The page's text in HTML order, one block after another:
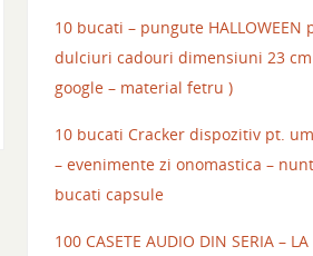
10 bucati – pungute HALLOWEEN
dulciuri cadouri dimensiuni 23
google – material fetru )
10 bucati Cracker dispozitiv pt.
– evenimente zi onomastica –
bucati capsule
100 CASETE AUDIO DIN SERIA –